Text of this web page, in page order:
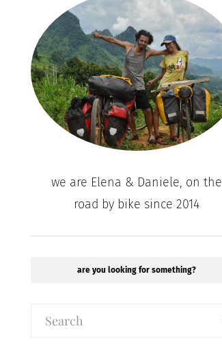
we are Elena & Daniele, on the
road by bike since 2014
are you looking for something?